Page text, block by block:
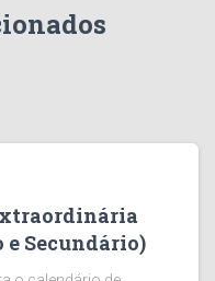
e Secundário)